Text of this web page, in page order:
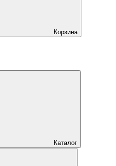
Корзина
Каталог